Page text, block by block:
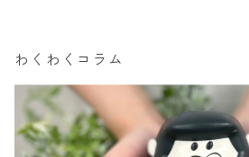
わくわくコラム